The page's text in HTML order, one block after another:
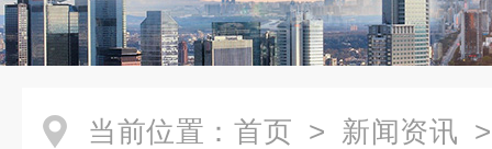
当前位置： 首页 > 新闻资讯